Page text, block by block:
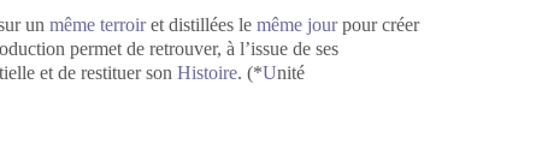
un même terroiret distillées le même jourpour créer
permet de retrouver, à l’issue de ses
et de restituer son Histoire. (*Unité